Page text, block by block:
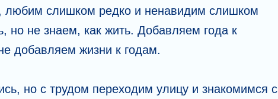
любим слишком редко и ненавидим слишком
но не знаем, как жить. Добавляем года к
добавляем жизни к годам.
но с трудом переходим улицу и знакомимся с